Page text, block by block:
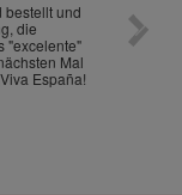
bestellt und
die
"excelente"
Mal
España!
Die
gut
ist